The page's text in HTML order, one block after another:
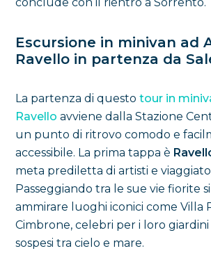
Escursione in minivan ad
Ravello in partenza da
La partenza di questo tour in
Ravello avviene dalla Stazione
un punto di ritrovo comodo e
accessibile. La prima tappa è
meta prediletta di artisti e
Passeggiando tra le sue vie fiorite
ammirare luoghi iconici come Villa
Cimbrone, celebri per i loro
sospesi tra cielo e mare.